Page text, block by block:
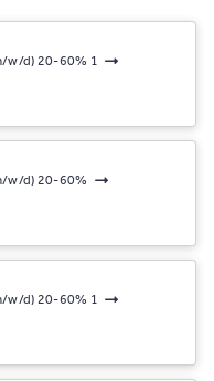
w/d) 20-60% 1
w/d) 20-60%
w/d) 20-60% 1